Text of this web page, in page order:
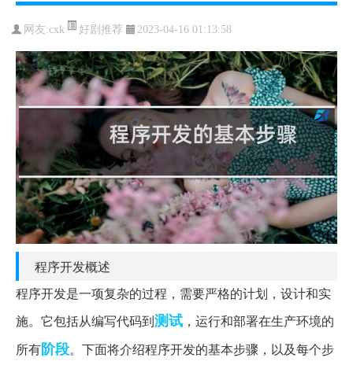
网友:cxk 好剧推荐 2023-04-16 01:13:58
程序开发概述
程序开发是一项复杂的过程，需要严格的计划，设计和实
施。它包括从编写代码到测试 ，运行和部署在生产环境的
所有阶段。下面将介绍程序开发的基本步骤，以及每个步